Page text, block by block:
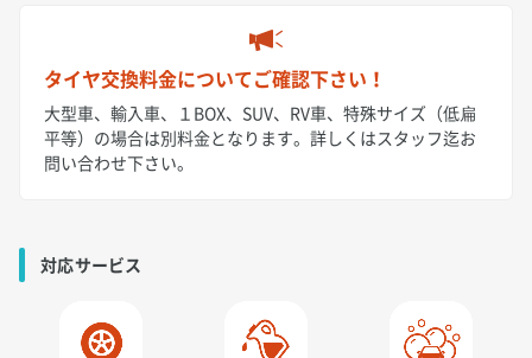
タイヤ交換料金についてご確認下さい！
大型車、輸入車、１BOX、SUV、RV車、特殊サイズ（低扁
平等）の場合は別料金となります。詳しくはスタッフ迄お
問い合わせ下さい。
対応サービス